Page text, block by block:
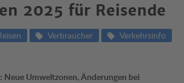
2025 für Reisende
Verbraucher
Verkehrsinfo
Neue Umweltzonen, Änderungen bei